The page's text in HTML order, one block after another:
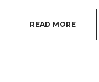
READ MORE